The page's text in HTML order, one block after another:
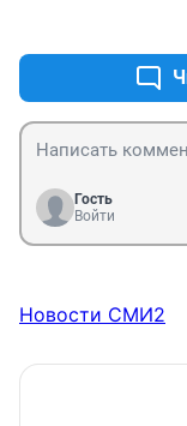
Гость
Войти
Новости СМИ2